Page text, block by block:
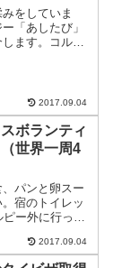
をしていま
「あしたび」
ます。コルカ
した... 2017.09.04
ボランティ
世界一周4
パンと卵スー
宿のトイレッ
ピー外に行って
マーケットmore
買い出し104ル
2017.09.04